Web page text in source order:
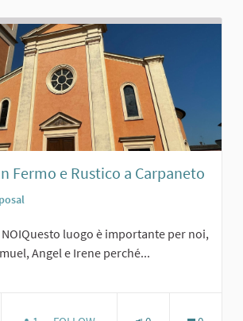
Fermo e Rustico a Carpaneto
NOIQuesto luogo è importante per noi,
Angel e Irene perché...